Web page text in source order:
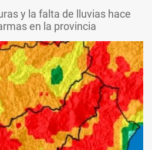
y la falta de lluvias hace
en la provincia